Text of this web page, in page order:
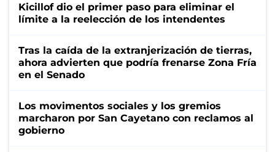
Kicillof dio el primer paso para eliminar el
límite a la reelección de los intendentes
Tras la caída de la extranjerización de tierras,
ahora advierten que podría frenarse Zona Fría
en el Senado
Los movimentos sociales y los gremios
marcharon por San Cayetano con reclamos al
gobierno